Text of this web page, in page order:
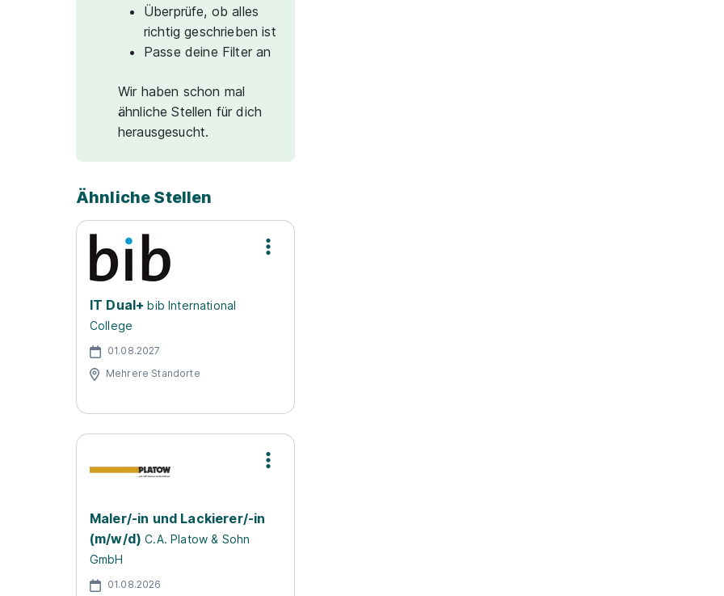
Überprüfe, ob alles
richtig geschrieben ist
Passe deine Filter an
Wir haben schon mal
ähnliche Stellen für dich
herausgesucht.
Ähnliche Stellen
IT Dual+ bib International
College
01.08.2027
Mehrere Standorte
Maler/-in und Lackierer/-in
(m/w/d) C.A. Platow & Sohn
GmbH
01.08.2026